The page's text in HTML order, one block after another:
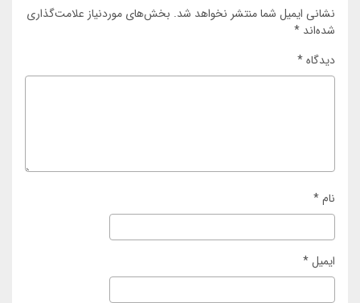
نشانی ایمیل شما منتشر نخواهد شد. بخش‌های موردنیاز علامت‌گذاری
شده‌اند *
دیدگاه*
نام*
ایمیل*